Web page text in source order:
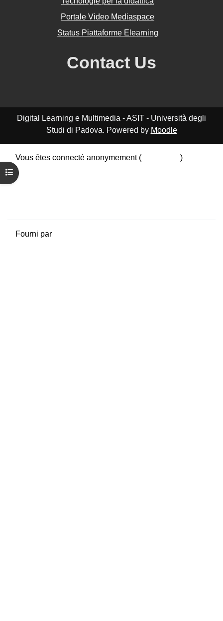
Ouvrir l’index du cours
Portale Video Mediaspace
Status Piattaforme Elearning
Contact Us
Digital Learning e Multimedia - ASIT - Università degli
Studi di Padova. Powered by Moodle
Vous êtes connecté anonymement (
)
Résumé de conservation de données
Politiques
Fourni par